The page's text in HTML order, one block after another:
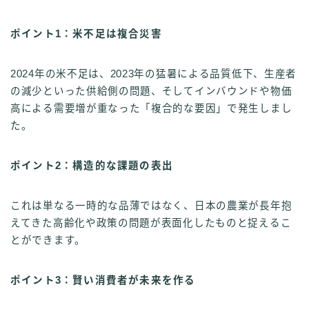
ポイント1：米不足は複合災害
2024年の米不足は、2023年の猛暑による品質低下、生産者
の減少といった供給側の問題、そしてインバウンドや物価
高による需要増が重なった「複合的な要因」で発生しまし
た。
ポイント2：構造的な課題の表出
これは単なる一時的な品薄ではなく、日本の農業が長年抱
えてきた高齢化や政策の問題が表面化したものと捉えるこ
とができます。
ポイント3：賢い消費者が未来を作る